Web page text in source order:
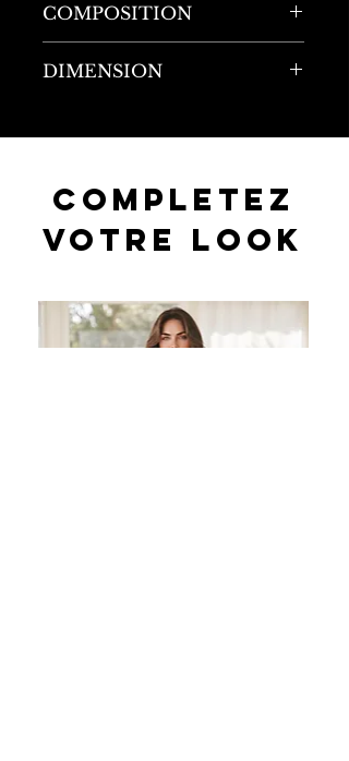
COMPOSITION
DIMENSION
Largeur : 4cm
COMPLETEZ
VOTRE LOOK